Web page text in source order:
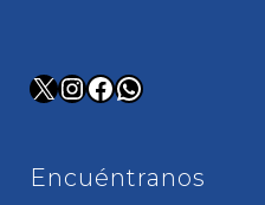
X Instagram
Facebook
WhatsApp
Encuéntranos